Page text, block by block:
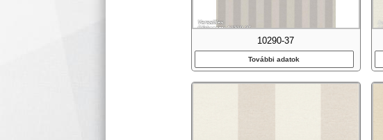
10290-37
További adatok